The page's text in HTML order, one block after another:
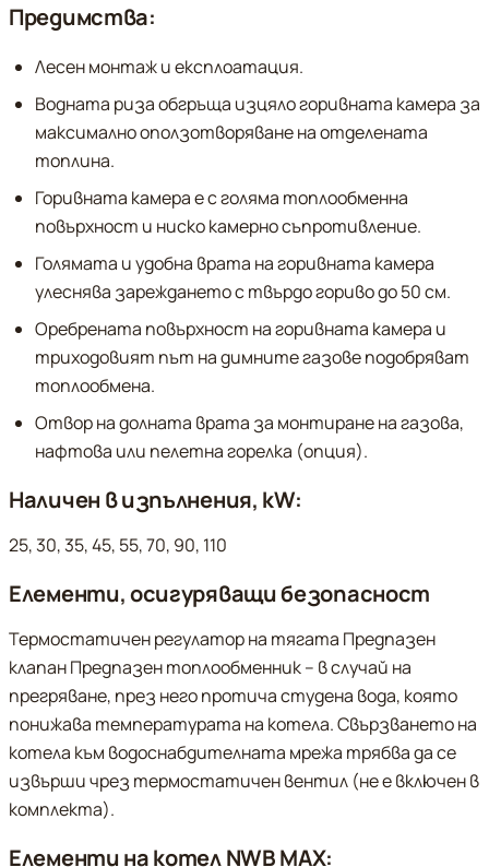
Предимства:
Лесен монтаж и експлоатация.
Водната риза обгръща изцяло горивната камера за
максимално оползотворяване на отделената
топлина.
Горивната камера е с голяма топлообменна
повърхност и ниско камерно съпротивление.
Голямата и удобна врата на горивната камера
улеснява зареждането с твърдо гориво до 50 см.
Оребрената повърхност на горивната камера и
триходовият път на димните газове подобряват
топлообмена.
Отвор на долната врата за монтиране на газова,
нафтова или пелетна горелка (опция).
Наличен в изпълнения, kW:
25, 30, 35, 45, 55, 70, 90, 110
Елементи, осигуряващи безопасност
Термостатичен регулатор на тягата Предпазен
клапан Предпазен топлообменник – в случай на
прегряване, през него протича студена вода, която
понижава температурата на котела. Свързването на
котела към водоснабдителната мрежа трябва да се
извърши чрез термостатичен вентил (не е включен в
комплекта).
Елементи на котел NWB MAX: